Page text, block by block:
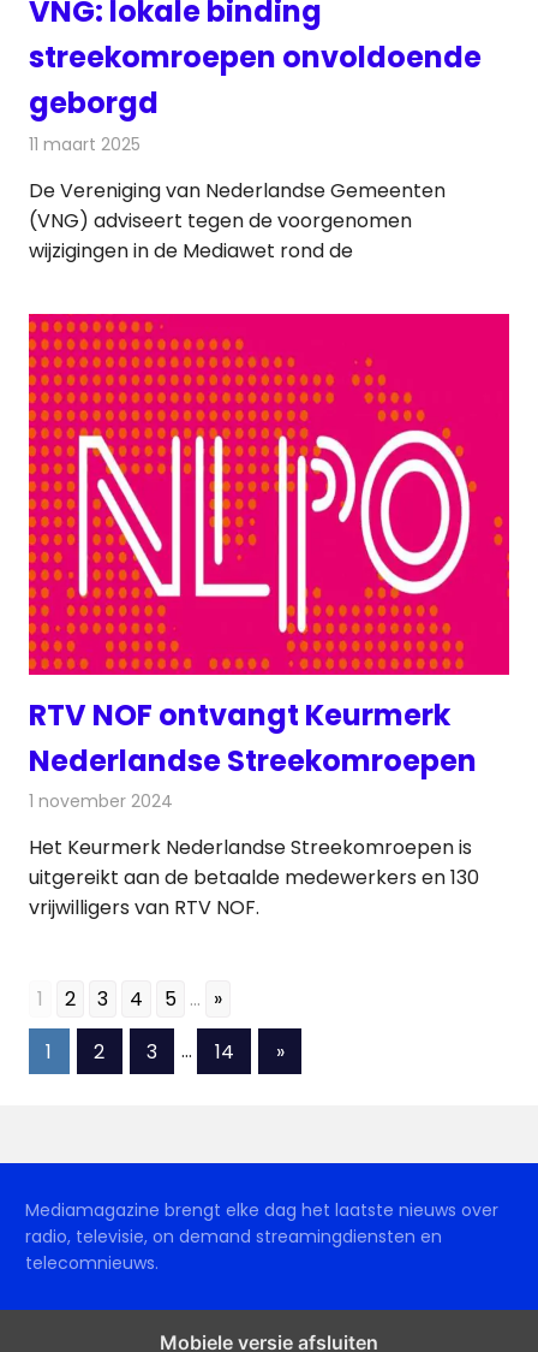
VNG: lokale binding
streekomroepen onvoldoende
geborgd
11 maart 2025
De Vereniging van Nederlandse Gemeenten
(VNG) adviseert tegen de voorgenomen
wijzigingen in de Mediawet rond de
RTV NOF ontvangt Keurmerk
Nederlandse Streekomroepen
1 november 2024
Het Keurmerk Nederlandse Streekomroepen is
uitgereikt aan de betaalde medewerkers en 130
vrijwilligers van RTV NOF.
1 2 3 4 5 ... »
Berichten
1 2 3 … 14
Volgende
berichten
»
Mediamagazine brengt elke dag het laatste nieuws over
radio, televisie, on demand streamingdiensten en
telecomnieuws.
Mobiele versie afsluiten